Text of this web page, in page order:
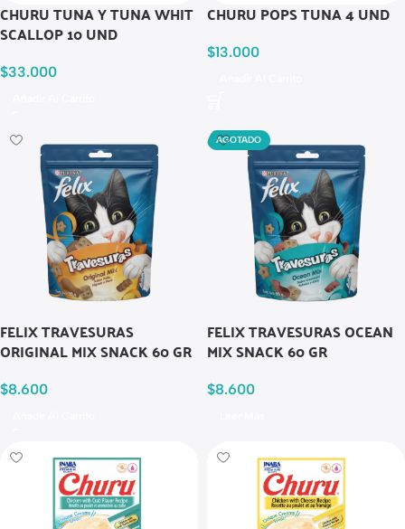
CHURU TUNA Y TUNA WHIT
SCALLOP 10 UND
$33.000
CHURU POPS TUNA 4 UND
$13.000
FELIX TRAVESURAS
ORIGINAL MIX SNACK 60 GR
$8.600
AGOTADO
FELIX TRAVESURAS OCEAN
MIX SNACK 60 GR
$8.600